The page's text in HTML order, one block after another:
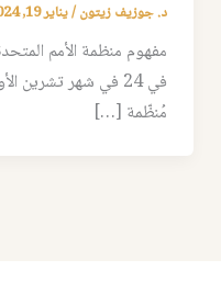
د. جوزيف زيتون/يناير 19, 2024
مفهوم منظمة الأمم
مُنظّمة […]